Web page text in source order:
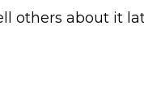
others about it